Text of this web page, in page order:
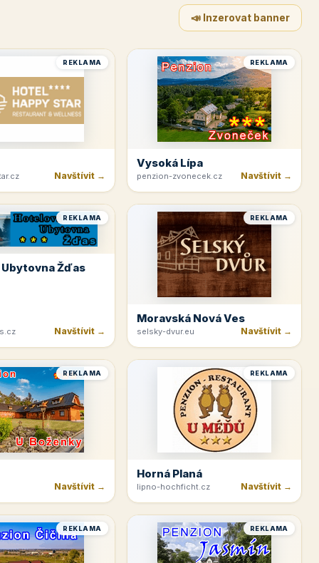
📣 Inzerovat banner
REKLAMA
Navštívit →
REKLAMA
Vysoká Lípa
penzion-zvonecek.cz Navštívit →
REKLAMA
Žďas
Navštívit →
REKLAMA
Moravská Nová Ves
selsky-dvur.eu Navštívit →
REKLAMA
Navštívit →
REKLAMA
Horná Planá
lipno-hochficht.cz Navštívit →
REKLAMA REKLAMA